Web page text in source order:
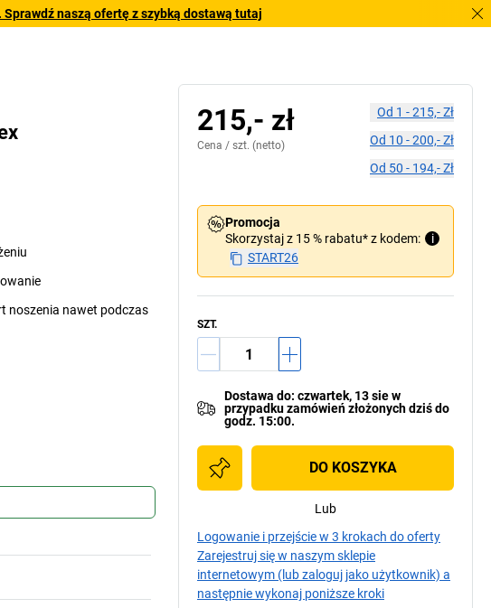
naszą ofertę z szybką dostawą tutaj
noszenia nawet podczas
215,- zł
Cena / szt. (netto)
Od 1 -215,- Zł
Od 10 -200,- Zł
Od 50 - 194,- Zł
Promocja
Skorzystaj z 15 % rabatu* z kodem:
i
START26
SZT.
Dostawa do: czwartek, 13 siew
przypadkuzamówień złożonych dziś do
godz. 15:00.
DO KOSZYKA
Lub
Logowanie i przejście w 3 krokach do oferty
Zarejestruj się w naszym sklepie
internetowym (lub zaloguj jako użytkownik) a
następnie wykonaj poniższe kroki